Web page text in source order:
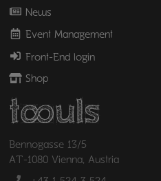
News
Event Management
Front-End login
Shop
Bennogasse 13/5
AT-1080 Vienna, Austria